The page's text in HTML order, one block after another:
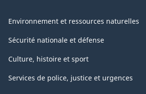
Environnement et ressources naturelles
Sécurité nationale et défense
Culture, histoire et sport
Services de police, justice et urgences